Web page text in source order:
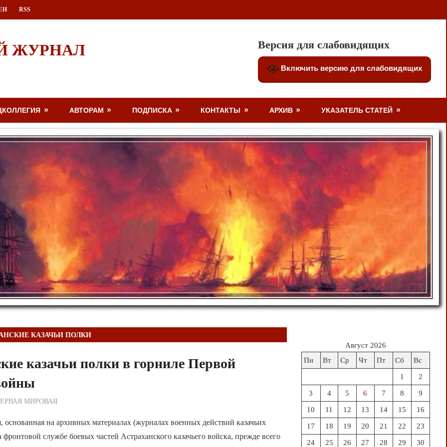
RSS
ЖУРНАЛ Версия для слабовидящих
Включить версию для слабовидящих
АВТОРАМ ПОДПИСКА КОНТАКТЫ АРХИВ УКАЗАТЕЛЬ СТАТЕЙ
КАЗАЧЬИ ПОЛКИ
казачьи полки в горниле Первой
по Редакции
МИРОВАЯ
основанная на архивных материалах (журналах военных действий казачьих
фронтовой службе боевых частей Астраханского казачьего войска, прежде всего
Август 2026
Пн
Вт Ср Чт Пт Сб Вс
1 2
3 4 5 6 7 8 9
10 11 12 13 14 15 16
17 18 19 20 21 22 23
24 25 26 27 28 29 30